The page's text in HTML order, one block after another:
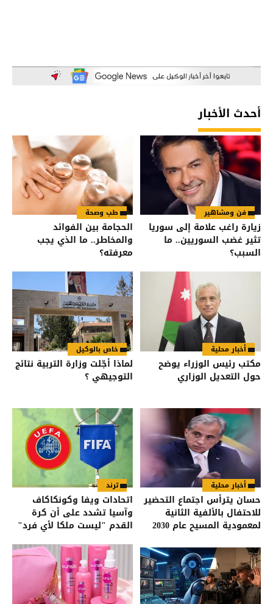
أحدث الأخبار
فن ومشاهير
زيارة راغب علامة إلى سوريا
تثير غضب السوريين.. ما
السبب؟
طب وصحة
الحجامة بين الفوائد
والمخاطر.. ما الذي يجب
معرفته؟
أخبار محلية
مكتب رئيس الوزراء يوضح
حول التعديل الوزاري
خاص بالوكيل
لماذا أجّلت وزارة التربية نتائج
التوجيهي ؟
أخبار محلية
حسان يترأس اجتماع التحضير
للاحتفال بالألفية الثانية
لمعمودية المسيح عام 2030
ترند
اتحادات ويفا وكونكاكاف
وآسيا تشدد على أن كرة
القدم "ليست ملكا لأي فرد"